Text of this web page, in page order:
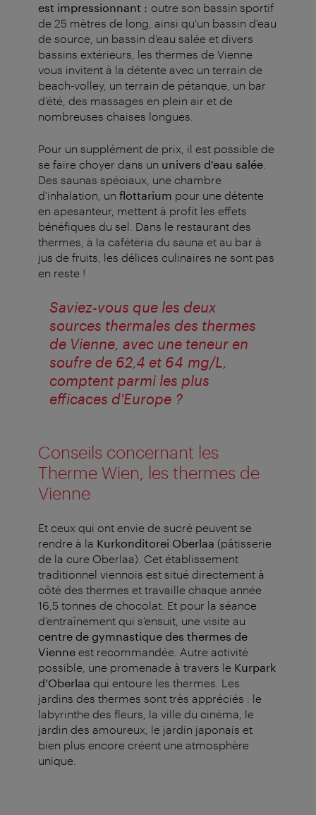
est impressionnant : outre son bassin sportif
de 25 mètres de long, ainsi qu'un bassin d'eau
de source, un bassin d'eau salée et divers
bassins extérieurs, les thermes de Vienne
vous invitent à la détente avec un terrain de
beach-volley, un terrain de pétanque, un bar
d'été, des massages en plein air et de
nombreuses chaises longues.
Pour un supplément de prix, il est possible de
se faire choyer dans un univers d'eau salée
Des saunas spéciaux, une chambre
d'inhalation, un flottarium pour une détente
en apesanteur, mettent à profit les effets
bénéfiques du sel. Dans le restaurant des
thermes, à la cafétéria du sauna et au bar à
jus de fruits, les délices culinaires ne sont pas
en reste !
Saviez-vous que les deux
sources thermales des thermes
de Vienne, avec une teneur en
soufre de 62,4 et 64 mg/L,
comptent parmi les plus
efficaces d'Europe ?
Conseils concernant les
Therme Wien, les thermes de
Vienne
Et ceux qui ont envie de sucré peuvent se
rendre à la Kurkonditorei Oberlaa (pâtisserie
de la cure Oberlaa). Cet établissement
traditionnel viennois est situé directement à
côté des thermes et travaille chaque année
16,5 tonnes de chocolat. Et pour la séance
d'entraînement qui s'ensuit, une visite au
centre de gymnastique des thermes de
Vienne est recommandée. Autre activité
possible, une promenade à travers le Kurpark
d'Oberlaa qui entoure les thermes. Les
jardins des thermes sont très appréciés : le
labyrinthe des fleurs, la ville du cinéma, le
jardin des amoureux, le jardin japonais et
bien plus encore créent une atmosphère
unique.